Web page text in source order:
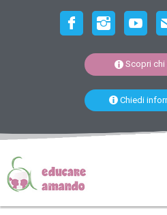
Scopri chi
Chiedi